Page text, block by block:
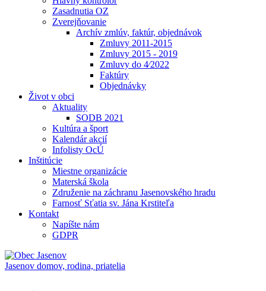
Zasadnutia OZ
Zverejňovanie
Archív zmlúv, faktúr, objednávok
Zmluvy 2011-2015
Zmluvy 2015 - 2019
Zmluvy do 4⁄2022
Faktúry
Objednávky
Život v obci
Aktuality
SODB 2021
Kultúra a šport
Kalendár akcií
Infolisty OcÚ
Inštitúcie
Miestne organizácie
Materská škola
Združenie na záchranu Jasenovského hradu
Farnosť Sťatia sv. Jána Krstiteľa
Kontakt
Napíšte nám
GDPR
Jasenov domov, rodina, priatelia